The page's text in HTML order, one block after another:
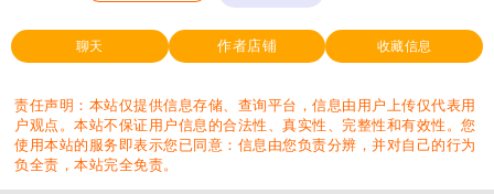
聊天 作者店铺 收藏信息
责任声明：本站仅提供信息存储、查询平台，信息由用户上传仅代表用
户观点。本站不保证用户信息的合法性、真实性、完整性和有效性。您
使用本站的服务即表示您已同意：信息由您负责分辨，并对自己的行为
负全责，本站完全免责。